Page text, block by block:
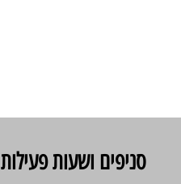
סניפים ושעות פעילות